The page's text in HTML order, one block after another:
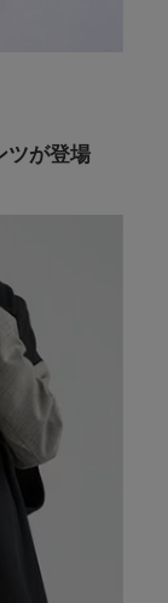
ツが登場